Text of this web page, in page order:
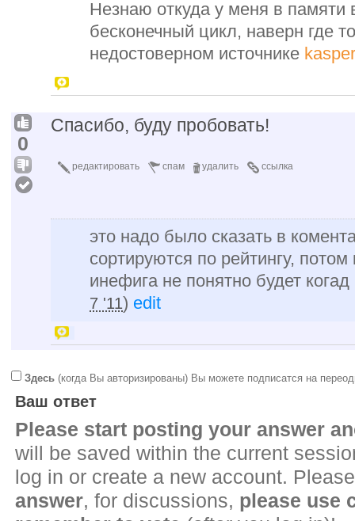
Незнаю откуда у меня в памяти
бесконечный цикл, наверн где
недостоверном источнике kasper
0
Спасибо, буду пробовать!
ссылка
удалить
спам
редактировать
это надо было сказать в
сортируются по рейтингу,
инефига не понятно будет
7 '11) edit
Здесь (когда Вы авторизированы) Вы можете подписатся на
Ваш ответ
Please start posting your answer
will be saved within the current
log in or create a new account.
answer, for discussions, please use